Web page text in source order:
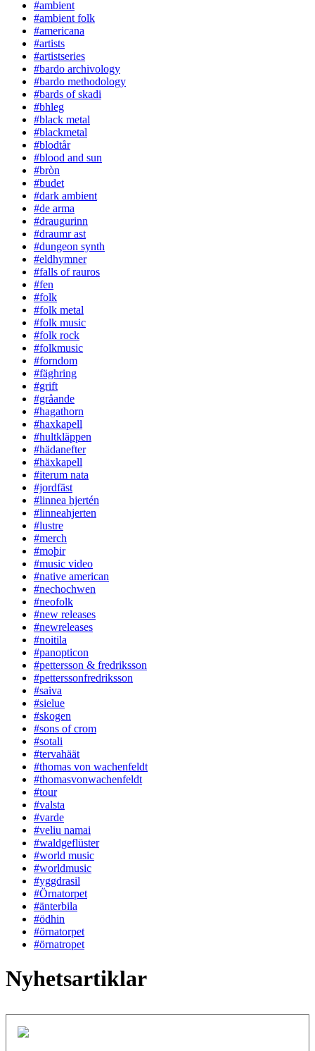
#ambient
#ambient folk
#americana
#artists
#artistseries
#bardo archivology
#bardo methodology
#bards of skadi
#bhleg
#black metal
#blackmetal
#blodtår
#blood and sun
#bròn
#budet
#dark ambient
#de arma
#draugurinn
#draumr ast
#dungeon synth
#eldhymner
#falls of rauros
#fen
#folk
#folk metal
#folk music
#folk rock
#folkmusic
#forndom
#fäghring
#grift
#gråande
#hagathorn
#haxkapell
#hultkläppen
#hädanefter
#häxkapell
#iterum nata
#jordfäst
#linnea hjertén
#linneahjerten
#lustre
#merch
#moþir
#music video
#native american
#nechochwen
#neofolk
#new releases
#newreleases
#noitila
#panopticon
#pettersson & fredriksson
#petterssonfredriksson
#saiva
#sielue
#skogen
#sons of crom
#sotali
#tervahäät
#thomas von wachenfeldt
#thomasvonwachenfeldt
#tour
#valsta
#varde
#veliu namai
#waldgeflüster
#world music
#worldmusic
#yggdrasil
#Örnatorpet
#änterbila
#ödhin
#örnatorpet
#örnatropet
Nyhetsartiklar